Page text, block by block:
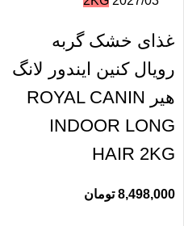
غذای خشک گربه
رویال کنین ایندور لانگ
هیر ROYAL CANIN
INDOOR LONG
HAIR 2KG
8,498,000 تومان